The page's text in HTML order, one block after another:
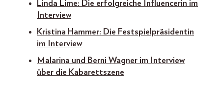
Linda Lime: Die erfolgreiche Influencerin im
Interview
Kristina Hammer: Die Festspielpräsidentin
im Interview
Malarina und Berni Wagner im Interview
über die Kabarettszene